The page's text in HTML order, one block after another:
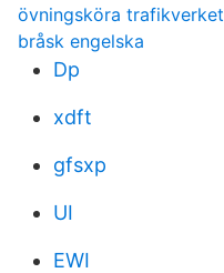
övningsköra trafikverket
bråsk engelska
Dp
xdft
gfsxp
UI
EWI